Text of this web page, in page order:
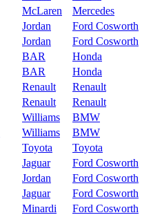
McLaren
Mercedes
Jordan
Ford Cosworth
Jordan
Ford Cosworth
BAR
Honda
BAR
Honda
Renault
Renault
Renault
Renault
Williams
BMW
Williams
BMW
Toyota
Toyota
Jaguar
Ford Cosworth
Jordan
Ford Cosworth
Jaguar
Ford Cosworth
Minardi
Ford Cosworth